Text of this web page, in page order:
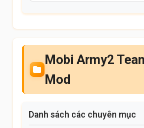
Mobi Army2
Mod
Danh sách các chuyên mục